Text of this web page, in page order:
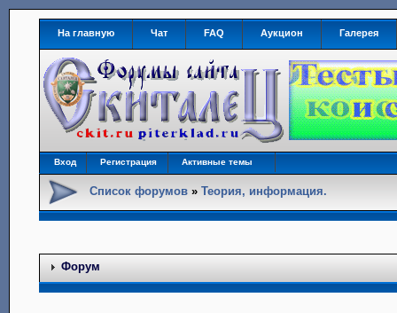
На главную Чат FAQ Аукцион Галерея
Вход Регистрация Активные темы
Список форумов »Теория, информация.
Форум